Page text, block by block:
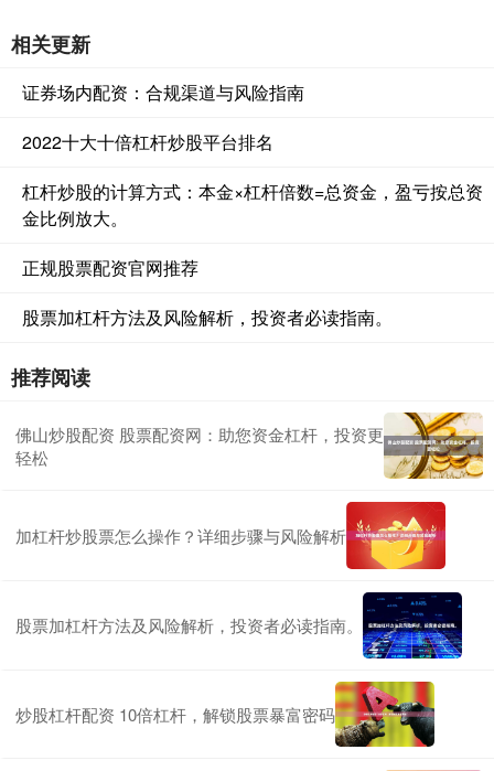
相关更新
证券场内配资：合规渠道与风险指南
2022十大十倍杠杆炒股平台排名
杠杆炒股的计算方式：本金×杠杆倍数=总资金，盈亏按总资
金比例放大。
正规股票配资官网推荐
股票加杠杆方法及风险解析，投资者必读指南。
推荐阅读
佛山炒股配资 股票配资网：助您资金杠杆，投资更
轻松
加杠杆炒股票怎么操作？详细步骤与风险解析
股票加杠杆方法及风险解析，投资者必读指南。
炒股杠杆配资 10倍杠杆，解锁股票暴富密码